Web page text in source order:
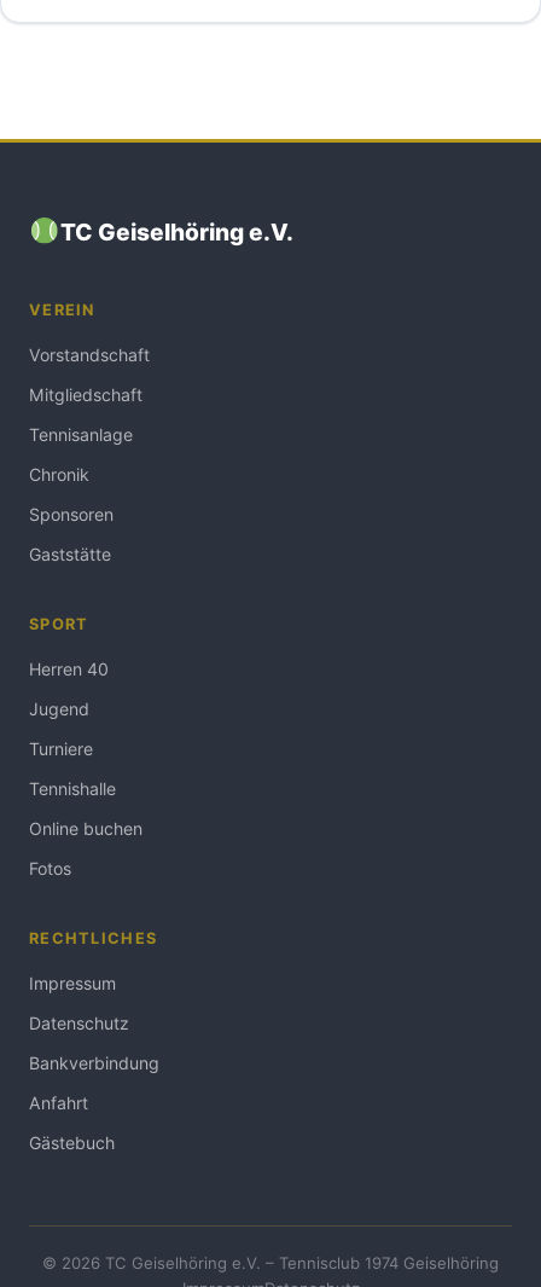
TC Geiselhöring e.V.
VEREIN
Vorstandschaft
Mitgliedschaft
Tennisanlage
Chronik
Sponsoren
Gaststätte
SPORT
Herren 40
Jugend
Turniere
Tennishalle
Online buchen
Fotos
RECHTLICHES
Impressum
Datenschutz
Bankverbindung
Anfahrt
Gästebuch
© 2026 TC Geiselhöring e.V. – Tennisclub 1974 Geiselhöring